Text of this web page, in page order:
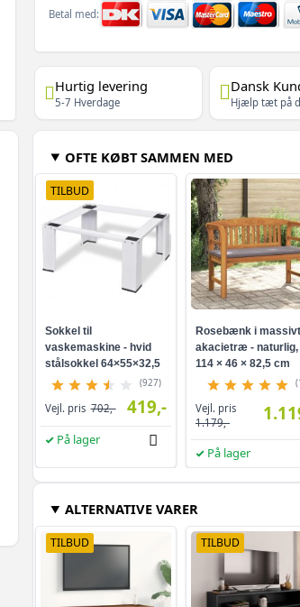
Betal med:
Hurtig levering
5-7 Hverdage
Dansk
Hjælp tæt på
OFTE KØBT SAMMEN MED
TILBUD
Sokkel til
vaskemaskine - hvid
stålsokkel 64×55×32,5
cm
(927)
Vejl. pris 702,- 419,-
På lager
Rosebænk i massivt
akacietræ - naturlig,
114 × 46 × 82,5 cm
Vejl. pris
1.179,-
På lager
ALTERNATIVE VARER
TILBUD TILBUD